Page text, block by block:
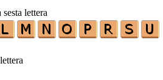
lettera